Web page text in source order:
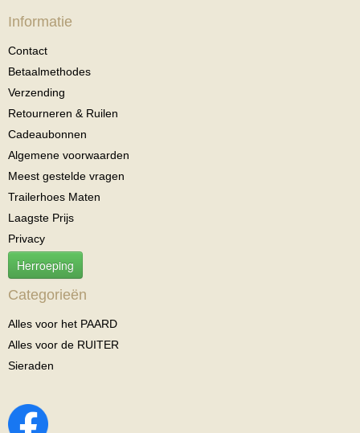
Informatie
Contact
Betaalmethodes
Verzending
Retourneren & Ruilen
Cadeaubonnen
Algemene voorwaarden
Meest gestelde vragen
Trailerhoes Maten
Laagste Prijs
Privacy
Herroeping
Categorieën
Alles voor het PAARD
Alles voor de RUITER
Sieraden